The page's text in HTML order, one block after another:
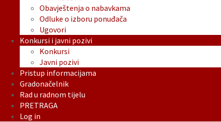
Obavještenja o nabavkama
Odluke o izboru ponuđača
Ugovori
Konkursi i javni pozivi
Konkursi
Javni pozivi
Pristup informacijama
Gradonačelnik
Rad u radnom tijelu
PRETRAGA
Log in